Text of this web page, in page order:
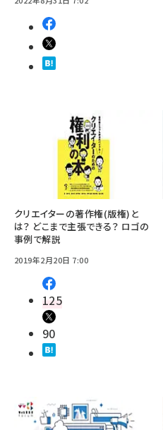
クリエイターの著作権(版権)と
は？ どこまで主張できる？ ロゴの
事例で解説
2019年2月20日 7:00
125
90